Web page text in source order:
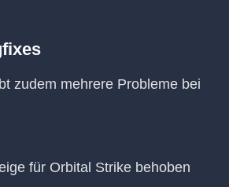
zudem mehrere Probleme bei
für Orbital Strike behoben